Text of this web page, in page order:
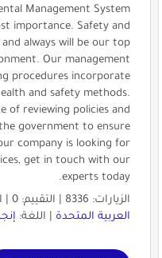
Management System
importance. Safety and
always will be our top
Our management
procedures incorporate
and safety methods.
of reviewing policies and
government to ensure
company is looking for
get in touch with our
experts today.
الزيارات: 8336 | التقييم: 0 | المقيّمين: 0 | الدولة:
العربية المتحدة| اللغة: